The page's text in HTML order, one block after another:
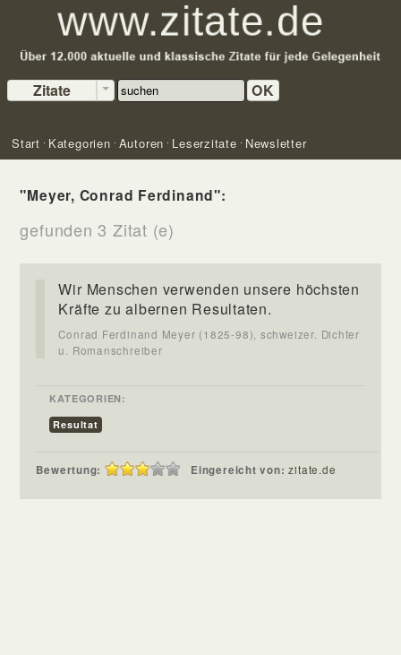
Zitate OK
Start Kategorien Autoren Leserzitate Newsletter
"Meyer, Conrad Ferdinand":
gefunden 3 Zitat (e)
Wir Menschen verwenden unsere höchsten
Kräfte zu albernen Resultaten.
Conrad Ferdinand Meyer (1825-98), schweizer. Dichter
u. Romanschreiber
KATEGORIEN:
Resultat
Bewertung: Eingereicht von:zitate.de